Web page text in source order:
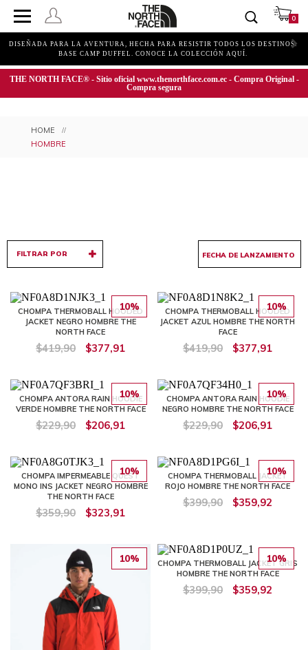
0
DISEÑADA PARA LA AVENTURA, HECHA PARA RESISTIR TODOS LOS DESTINOS.
BASE CAMP DUFFEL. CONOCE LA COLECCIÓN AQUÍ.
THE NORTH FACE® - Sitio oficial www.thenorthface.com.ec - Compra Original -
Compra segura
HOMBRE
FILTRAR POR
10%
CHOMPA THERMOBALL HOODED
JACKET NEGRO HOMBRE THE
NORTH FACE
$419,90 $377,91
10%
CHOMPA THERMOBALL HOODED
JACKET AZUL HOMBRE THE NORTH
FACE
$419,90 $377,91
10%
CHOMPA ANTORA RAIN HOODIE
VERDE HOMBRE THE NORTH FACE
$229,90 $206,91
10%
CHOMPA ANTORA RAIN HOODIE
NEGRO HOMBRE THE NORTH FACE
$229,90 $206,91
10%
CHOMPA IMPERMEABLE QUEST
MONO INS JACKET NEGRO HOMBRE
THE NORTH FACE
$359,90 $323,91
10%
CHOMPA THERMOBALL JACKET
ROJO HOMBRE THE NORTH FACE
$399,90 $359,92
10% 10%
CHOMPA THERMOBALL JACKET GRIS
HOMBRE THE NORTH FACE
$399,90 $359,92